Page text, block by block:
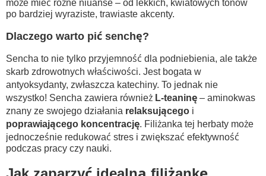
może mieć różne niuanse – od lekkich, kwiatowych tonów
po bardziej wyraziste, trawiaste akcenty.
Dlaczego warto pić senchę?
Sencha to nie tylko przyjemność dla podniebienia, ale także
skarb zdrowotnych właściwości. Jest bogata w
antyoksydanty, zwłaszcza katechiny. To jednak nie
wszystko! Sencha zawiera również L-teaninę – aminokwas
znany ze swojego działania relaksującego i
poprawiającego koncentrację. Filiżanka tej herbaty może
jednocześnie redukować stres i zwiększać efektywność
podczas pracy czy nauki.